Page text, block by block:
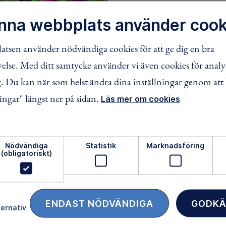
Barn födda 2023
ditt område? Då kan du
roligt!
äventyr
webbplats använder
använder nödvändiga cookies för att ge dig en bra
Med ditt samtycke använder vi även cookies för
Du kan när som helst ändra dina inställningar genom att
längst ner på sidan. Läs mer om cookies
Nödvändiga
(obligatoriskt)
Statistik Marknadsföring
ENDAST NÖDVÄNDIGA